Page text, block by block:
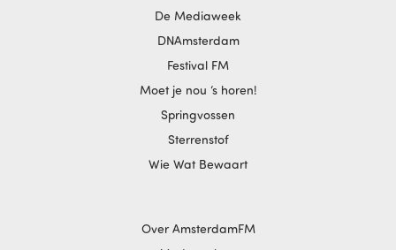
De Mediaweek
DNAmsterdam
Festival FM
Moet je nou ‘s horen!
Springvossen
Sterrenstof
Wie Wat Bewaart
Over AmsterdamFM